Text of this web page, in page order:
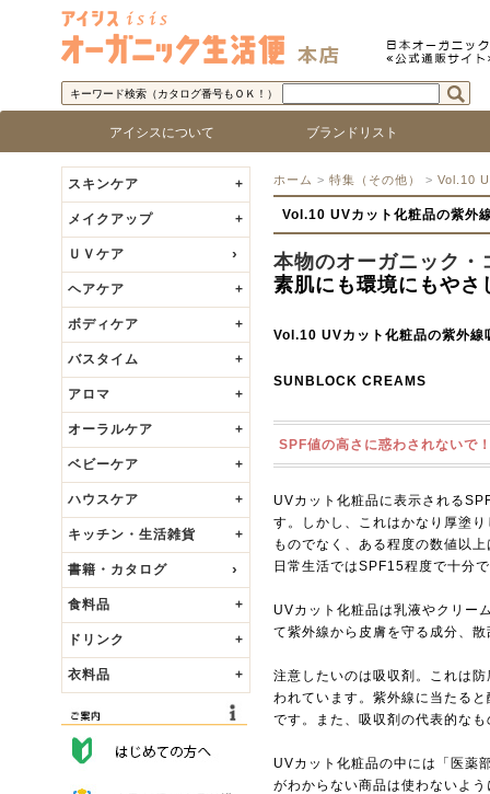
キーワード検索（カタログ番号もＯＫ！）
アイシスについて
アイシス「オーガニック生活便」について
ブランドリスト
ロゴで探す
ブランド名で探す 乾燥
敏感
脂性
混合
年齢
ベビ
スキンケア +
メイクアップ +
ＵＶケア
ヘアケア +
ボディケア +
バスタイム +
アロマ +
オーラルケア +
ベビーケア +
ハウスケア +
キッチン・生活雑貨 +
書籍・カタログ
食料品 +
ドリンク +
衣料品 +
ホーム > 特集（その他） > Vol.10
Vol.10 UVカット化粧品の紫外
本物のオーガニック・
素肌にも環境にもやさ
Vol.10 UVカット化粧品の紫外
SUNBLOCK CREAMS
SPF値の高さに惑わされないで
UVカット化粧品に表示される
す。しかし、これはかなり厚塗
ものでなく、ある程度の数値以
日常生活ではSPF15程度で十分
UVカット化粧品は乳液やクリー
て紫外線から皮膚を守る成分、
注意したいのは吸収剤。これは
われています。紫外線に当たる
です。また、吸収剤の代表的な
UVカット化粧品の中には「医薬
がわからない商品は使わないよ